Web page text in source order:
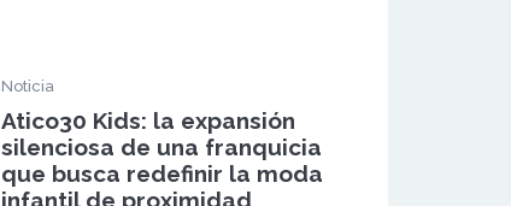
Noticia
Atico30 Kids: la expansión
silenciosa de una franquicia
que busca redefinir la moda
infantil de proximidad